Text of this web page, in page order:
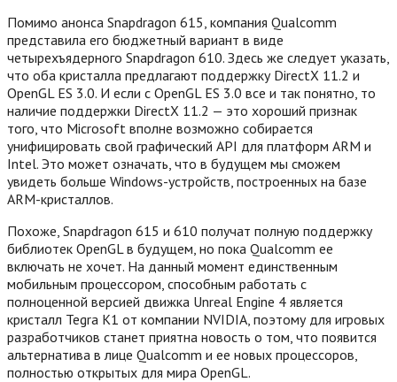
Помимо анонса Snapdragon 615, компания Qualcomm
представила его бюджетный вариант в виде
четырехъядерного Snapdragon 610. Здесь же следует указать,
что оба кристалла предлагают поддержку DirectX 11.2 и
OpenGL ES 3.0. И если с OpenGL ES 3.0 все и так понятно, то
наличие поддержки DirectX 11.2 — это хороший признак
того, что Microsoft вполне возможно собирается
унифицировать свой графический API для платформ ARM и
Intel. Это может означать, что в будущем мы сможем
увидеть больше Windows-устройств, построенных на базе
ARM-кристаллов.
Похоже, Snapdragon 615 и 610 получат полную поддержку
библиотек OpenGL в будущем, но пока Qualcomm ее
включать не хочет. На данный момент единственным
мобильным процессором, способным работать с
полноценной версией движка Unreal Engine 4 является
кристалл Tegra K1 от компании NVIDIA, поэтому для игровых
разработчиков станет приятна новость о том, что появится
альтернатива в лице Qualcomm и ее новых процессоров,
полностью открытых для мира OpenGL.